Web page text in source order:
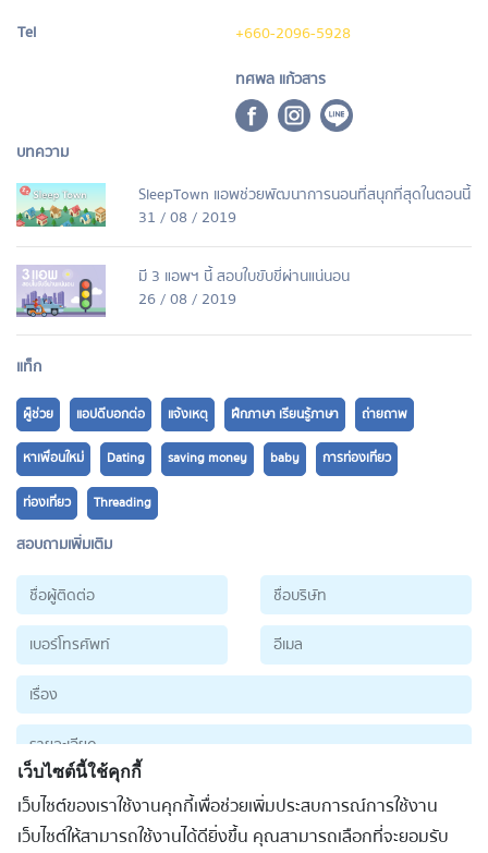
Tel
+660-2096-5928
ทศพล แก้วสาร
บทความ
SleepTown แอพช่วยพัฒนาการนอนที่สนุกที่สุดในตอนนี้
31 / 08 / 2019
มี 3 แอพฯ นี้ สอบใบขับขี่ผ่านแน่นอน
26 / 08 / 2019
แท็ก
ผู็ช่วย แอปดีบอกต่อ แจ้งเหตุ ฝึกภาษา เรียนรู้ภาษา ถ่ายถาพ
หาเพื่อนใหม่ Dating saving money baby การท่องเที่ยว
ท่องเที่ยว Threading
สอบถามเพิ่มเติม
ส่งข้อมูล
เว็บไซต์นี้ใช้คุกกี้
เว็บไซต์ของเราใช้งานคุกกี้เพื่อช่วยเพิ่มประสบการณ์การใช้งาน
เว็บไซต์ให้สามารถใช้งานได้ดียิ่งขึ้น คุณสามารถเลือกที่จะยอมรับ